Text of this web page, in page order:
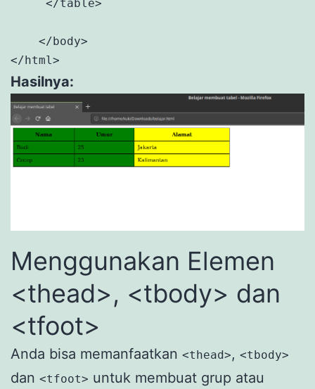
     </table>
    </body>
</html>
Hasilnya:
Menggunakan Elemen
<thead>, <tbody> dan
<tfoot>
Anda bisa memanfaatkan <thead>, <tbody>
dan <tfoot> untuk membuat grup atau